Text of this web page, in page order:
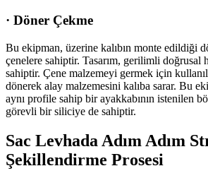
· Döner Çekme
Bu ekipman, üzerine kalıbın monte edildiği
çenelere sahiptir. Tasarım, gerilimli doğrusal
sahiptir. Çene malzemeyi germek için
dönerek alay malzemesini kalıba sarar. Bu
aynı profile sahip bir ayakkabının istenilen
görevli bir siliciye de sahiptir.
Sac Levhada Adım Adım
Şekillendirme Prosesi